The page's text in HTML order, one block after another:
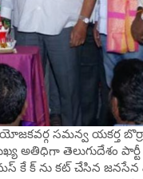
సమన్వ యకర్త
అతిధిగా తెలుగుదేశం పార్టీ
కే క్ ను కట్ చేసిన జనసేన